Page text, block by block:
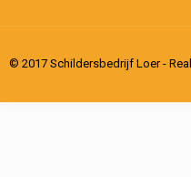
© 2017 Schildersbedrijf Loer -